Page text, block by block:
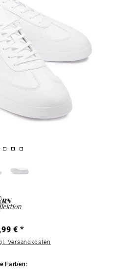
€ *
Versandkosten
Farben: